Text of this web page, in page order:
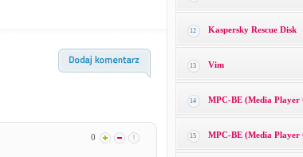
0
12 Kaspersky Rescue Disk
13 Vim
14 MPC-BE (Media Player
15 MPC-BE (Media Player